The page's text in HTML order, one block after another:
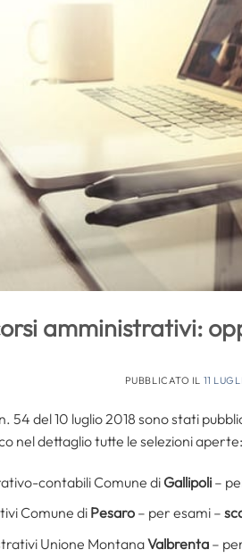
amministrativi:
PUBBLICATO IL 11
54 del 10 luglio 2018 sono stati
nel dettaglio tutte le selezioni aperte:
contabili Comune diGallipoli–
Comune di Pesaro– per esami –
Unione MontanaValbrenta–